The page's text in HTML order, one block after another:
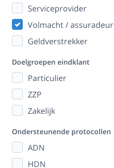
Serviceprovider
Volmacht / assuradeur
Geldverstrekker
Doelgroepen eindklant
Particulier
ZZP
Zakelijk
Ondersteunende protocollen
ADN
HDN